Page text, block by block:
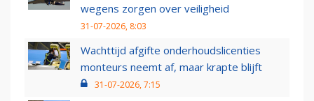
wegens zorgen over veiligheid
31-07-2026, 8:03
Wachttijd afgifte onderhoudslicenties
monteurs neemt af, maar krapte blijft
31-07-2026, 7:15